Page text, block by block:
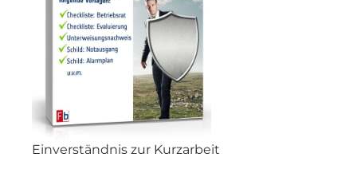
Einverständnis zur Kurzarbeit